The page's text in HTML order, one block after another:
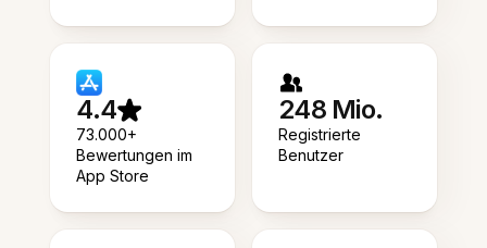
4.4
73.000+
Bewertungen im
App Store
248 Mio.
Registrierte
Benutzer